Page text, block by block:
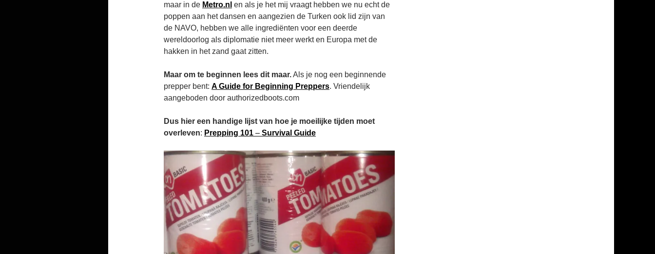
maar in de Metro.nl en als je het mij vraagt hebben we nu echt de
poppen aan het dansen en aangezien de Turken ook lid zijn van
de NAVO, hebben we alle ingrediënten voor een deerde
wereldoorlog als diplomatie niet meer werkt en Europa met de
hakken in het zand gaat zitten.
Maar om te beginnen lees dit maar.Als je nog een beginnende
prepper bent: A Guide for Beginning Preppers. Vriendelijk
aangeboden door authorizedboots.com
Dus hier een handige lijst van hoe je moeilijke tijden moet
overleven: Prepping 101 – Survival Guide